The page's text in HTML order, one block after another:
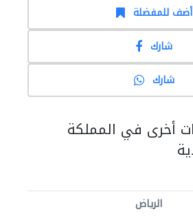
أضف للمفضلة
شارك
شارك
أخرى في المملكة
الرياض